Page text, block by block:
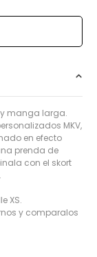
manga larga.
MKV,
en efecto
prenda de
con el skort
XS.
y comparalos